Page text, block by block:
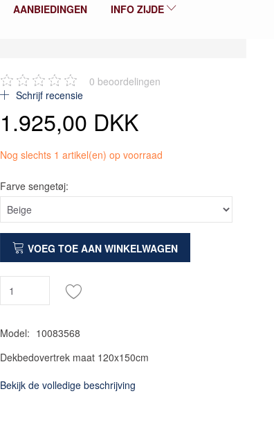
AANBIEDINGEN INFO ZIJDE
0 beoordelingen
Schrijf recensie
1.925,00 DKK
Nog slechts 1 artikel(en) op voorraad
Farve sengetøj:
VOEG TOE AAN WINKELWAGEN
Model: 10083568
Dekbedovertrek maat 120x150cm
Bekijk de volledige beschrijving